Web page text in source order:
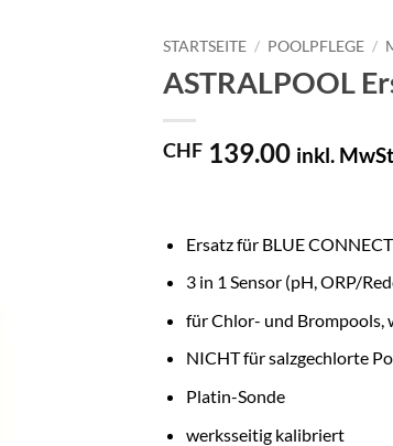
STARTSEITE / POOLPFLEGE /
ASTRALPOOL
CHF 139.00 inkl.
Ersatz für BLUE CONNECT
3 in 1 Sensor (pH, ORP/
für Chlor- und Brompools,
NICHT für salzgechlorte
Platin-Sonde
werksseitig kalibriert